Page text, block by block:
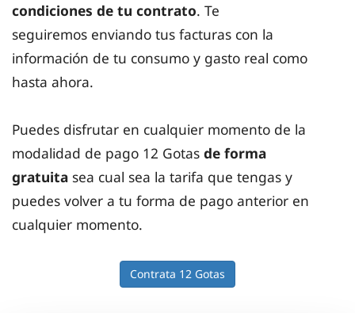
condiciones de tu contrato. Te
seguiremos enviando tus facturas con la
información de tu consumo y gasto real como
hasta ahora.
Puedes disfrutar en cualquier momento de la
modalidad de pago 12 Gotas de forma
gratuita sea cual sea la tarifa que tengas y
puedes volver a tu forma de pago anterior en
cualquier momento.
Contrata 12 Gotas